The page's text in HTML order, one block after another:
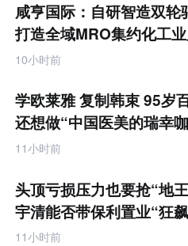
咸亨国际：自研智造双轮
打造全域MRO集约化工
商
10小时前
学欧莱雅 复制韩束 95岁
还想做“中国医美的瑞幸
11小时前
头顶亏损压力也要抢“地
宇清能否带保利置业“狂
11小时前